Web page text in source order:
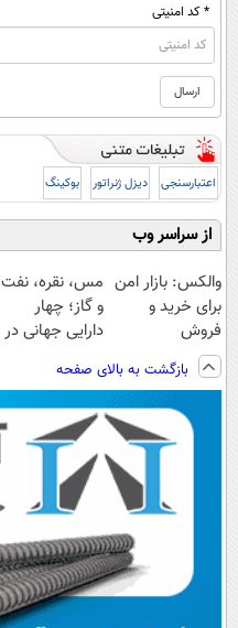
* کد امنیتی
اعتبارسنجی دیزل ژنراتور بوکینگ
از سراسر وب
والکس: بازار امن
برای خرید و
فروش
دارایی‌های
دیجیتال
مس، نقره، نفت
و گاز؛ چهار
دارایی جهانی در
بازگشت به بالای صفحه